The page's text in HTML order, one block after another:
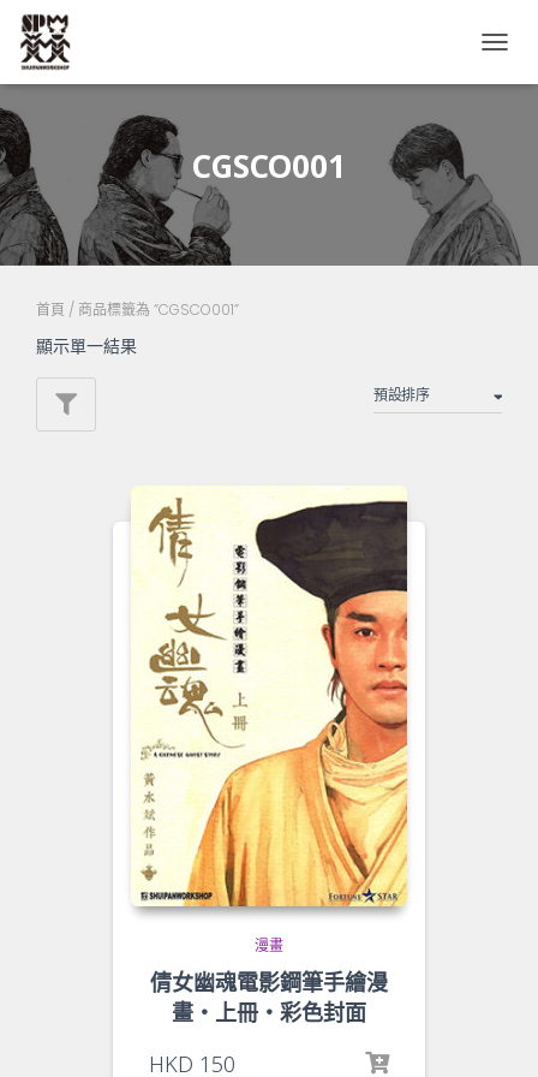
CGSCO001
首頁 / 商品標籤為 “CGSCO001”
顯示單一結果
漫畫
倩女幽魂電影鋼筆手繪漫
畫‧上冊‧彩色封面
HKD 150